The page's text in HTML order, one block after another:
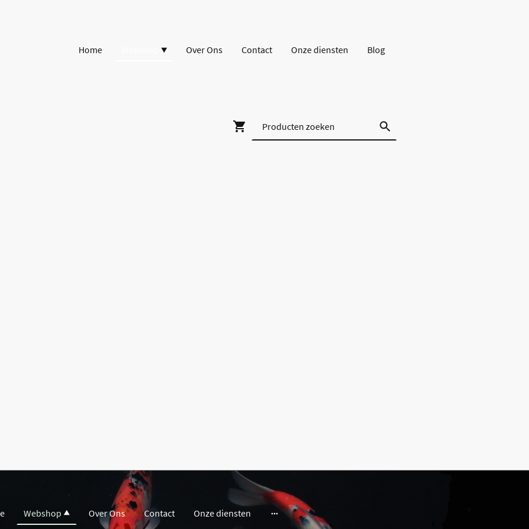
Home Over Ons Contact Onze diensten Blog
Webshop Over Ons Contact Onze diensten